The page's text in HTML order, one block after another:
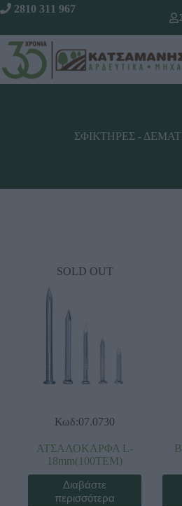
2810 311 967
ΣΦΙΚΤΗΡΕΣ -
SOLD OUT
Κωδ:07.0730
ΑΤΣΑΛΟΚΑΡΦΑ L-
18mm(100TEM)
Διαβάστε
περισσότερα